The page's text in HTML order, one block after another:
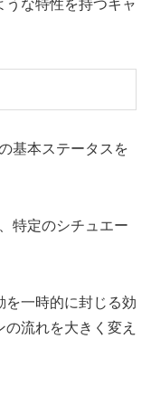
な特性を持つキャ
基本ステータスを
特定のシチュエー
を一時的に封じる効
流れを大きく変え